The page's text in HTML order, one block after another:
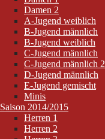
Damen 2
A-Jugend weiblich
B-Jugend männlich
B-Jugend weiblich
C-Jugend männlich
C-Jugend männlich 2
D-Jugend männlich
E-Jugend gemischt
Minis
Saison 2014/2015
Herren 1
Herren 2